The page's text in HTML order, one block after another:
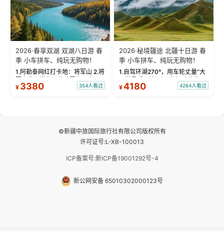
2026·春享双湖 双湖八日游 春
季 小车拼车、纯玩无购物！
1.阿勒泰网红打卡地：将军山 2.将
军山落日缆车，体验雪都风光 3.
将军山，夕阳派对，蹦迪party 4.
¥ 3380 354人看过
2026·秘境疆途 北疆十日游 春
季 小车拼车、纯玩无购物！
1.自驾环湖270°，用车轮丈量“大
西洋最后一滴眼泪”的极致蔚蓝，
让雪山、花海与深邃湖水在转弯
¥4180 4264人看过
©新疆中旅国际旅行社有限公司版权所有
许可证号:L-XB-100013
ICP备案号:新ICP备19001292号-4
新公网安备 65010302000123号